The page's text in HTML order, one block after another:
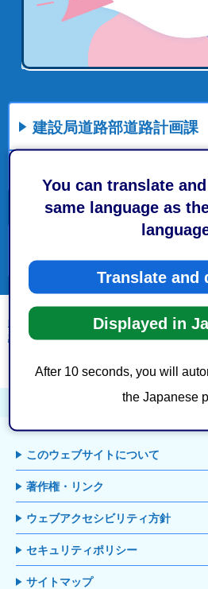
You can translate
same language as
Translate and
Displayed in
After 10 seconds, you will
the Japanese
建設局道路部道路計画
静岡市トップページ >市政情報>条例・規則
計画課 要綱一覧> 委員会等設置
このウェブサイトについて
著作権・リンク
ウェブアクセシビリティ方針
セキュリティポリシー
サイトマップ